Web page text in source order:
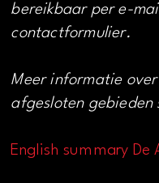
bereikbaar per e-
contactformulier.
Meer informatie
afgesloten gebieden
English summary De